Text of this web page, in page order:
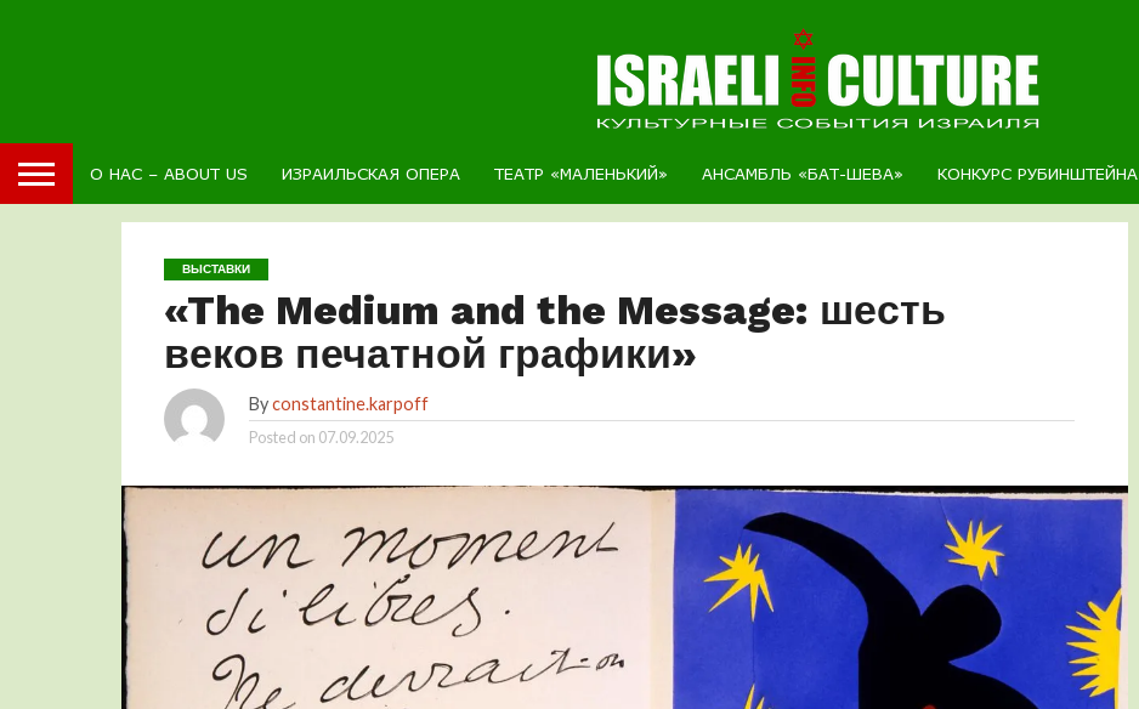
О НАС – ABOUT US ИЗРАИЛЬСКАЯ ОПЕРА ТЕАТР «МАЛЕНЬКИЙ» АНСАМБЛЬ «БАТ-ШЕВА» КОНКУРС РУБИНШТЕЙНА
ВЫСТАВКИ
«The Medium and the Message: шесть
веков печатной графики»
Byconstantine.karpoff
Posted on 07.09.2025